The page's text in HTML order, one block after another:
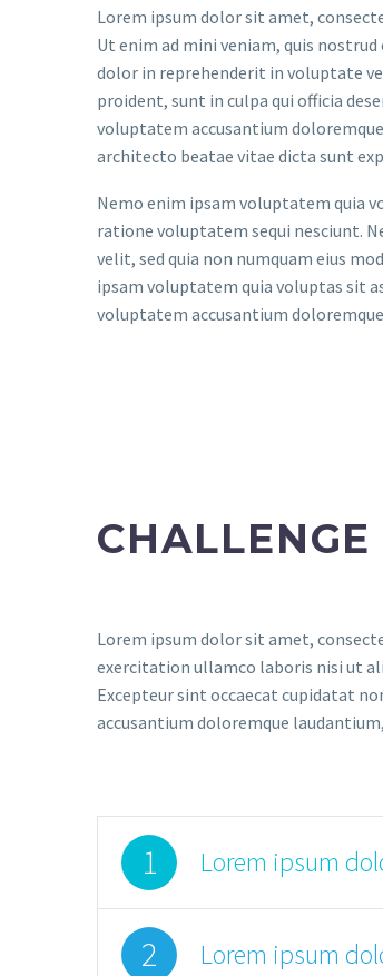
Lorem ipsum dolor sit amet,
Ut enim ad mini veniam, quis
dolor in reprehenderit in voluptate
proident, sunt in culpa qui officia
voluptatem accusantium
architecto beatae vitae dicta sunt
Nemo enim ipsam voluptatem quia
ratione voluptatem sequi nesciunt.
velit, sed quia non numquam eius
ipsam voluptatem quia voluptas sit
voluptatem accusantium
Lorem ipsum dolor sit amet,
exercitation ullamco laboris nisi ut
Excepteur sint occaecat cupidatat
accusantium doloremque
1 Lorem ipsum
2 Lorem ipsum